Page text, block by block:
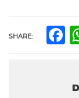
SHARE: